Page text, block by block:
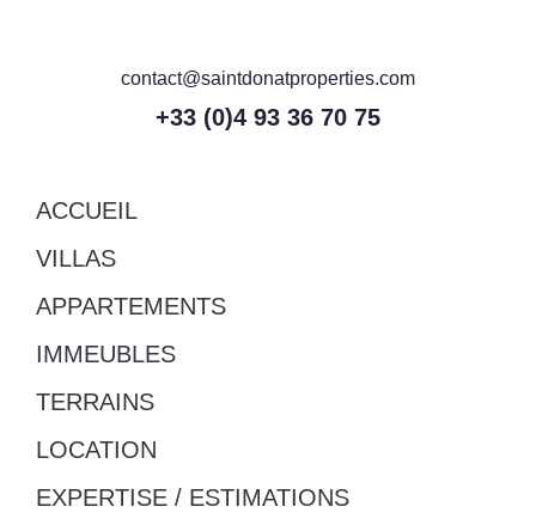
contact@saintdonatproperties.com
+33 (0)4 93 36 70 75
ACCUEIL
VILLAS
APPARTEMENTS
IMMEUBLES
TERRAINS
LOCATION
EXPERTISE / ESTIMATIONS